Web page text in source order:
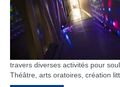
travers diverses activités pour
Théâtre, arts oratoires, création